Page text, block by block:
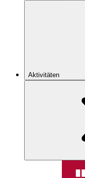
Aktivitäten